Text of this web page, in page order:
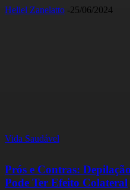
Heliel Zanelatto -25/06/2024
Vida Saudável
Prós e Contras:
Pode Ter Efeito Colateral